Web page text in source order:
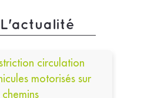
L'actualité